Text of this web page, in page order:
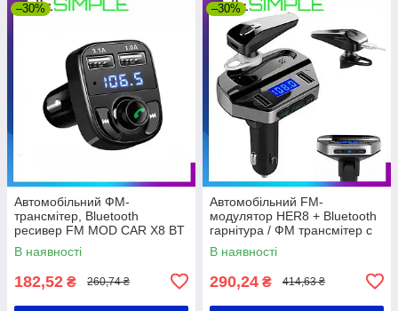
–30%
Автомобільний ФМ-
трансмітер, Bluetooth
ресивер FM MOD CAR X8 BT
В наявності
182,52 ₴ 260,74 ₴
–30%
Автомобільний FM-
модулятор HER8 + Bluetooth
гарнітура / ФМ трансмітер c
mp3 плеєром у прикурювач
В наявності
290,24 ₴ 414,63 ₴